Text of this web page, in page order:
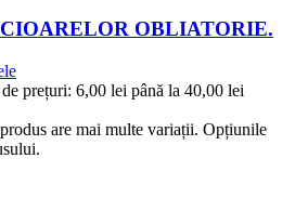
OBLIATORIE.
prețuri: 6,00 lei până la 40,00 lei
are mai multe variații. Opțiunile